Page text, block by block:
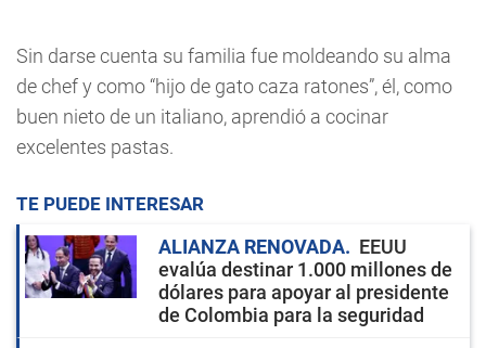
Sin darse cuenta su familia fue moldeando su alma
de chef y como “hijo de gato caza ratones”, él, como
buen nieto de un italiano, aprendió a cocinar
excelentes pastas.
TE PUEDE INTERESAR
ALIANZA RENOVADA
EEUU
evalúa destinar 1.000 millones de
dólares para apoyar al presidente
de Colombia para la seguridad